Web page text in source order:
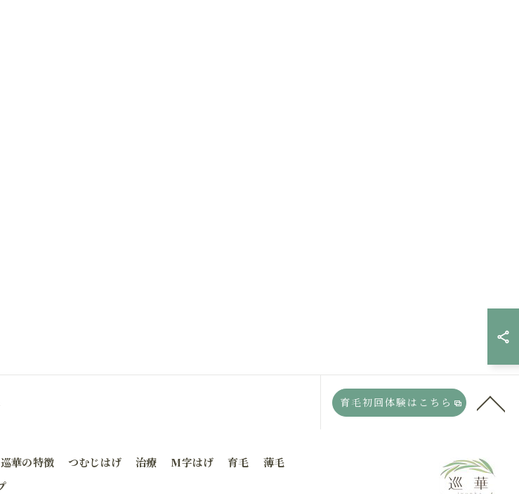
育毛初回体験はこちら
巡華の特徴 つむじはげ 治療 M字はげ 育毛
薄毛